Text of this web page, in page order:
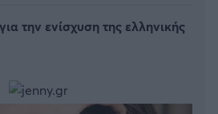
την ενίσχυση της ελληνικής